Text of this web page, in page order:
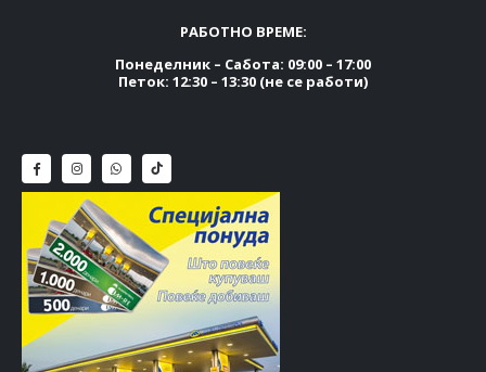
РАБОТНО ВРЕМЕ:
Понеделник – Сабота: 09:00 – 17:00
Петок: 12:30 – 13:30 (не се работи)